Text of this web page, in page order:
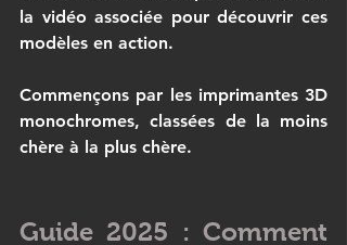
la vidéo associée pour découvrir ces
modèles en action.
Commençons par les imprimantes 3D
monochromes, classées de la moins
chère à la plus chère.
Guide 2025 : Comment